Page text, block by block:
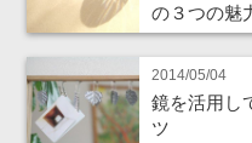
の３つの魅
2014/05/04
鏡を活用し
ツ